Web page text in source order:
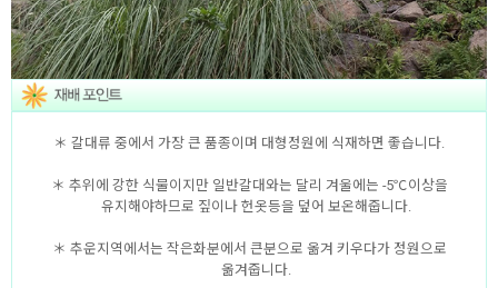
＊ 갈대류 중에서 가장 큰 품종이며 대형정원에 식재하면 좋습니다.
＊ 추위에 강한 식물이지만 일반갈대와는 달리 겨울에는 -5℃이상을
유지해야하므로 짚이나 헌옷등을 덮어 보온해줍니다.
＊ 추운지역에서는 작은화분에서 큰분으로 옮겨 키우다가 정원으로
옮겨줍니다.